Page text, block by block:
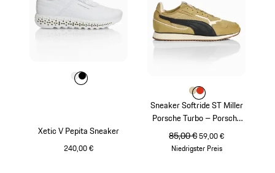
Xetic V Pepita Sneaker
240,00 €
Farbe
FarbeFarbe
Sneaker Softride ST Miller
Porsche Turbo – Porsche
Legacy x PUMA
ursprünglicher Preis
85,00 €Verkaufspreis
59,00 €
Niedrigster Preis
Farbe
FarbeFarbe